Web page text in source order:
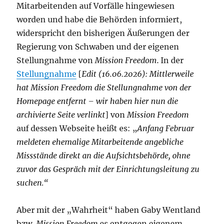
Mitarbeitenden auf Vorfälle hingewiesen
worden und habe die Behörden informiert,
widerspricht den bisherigen Äußerungen der
Regierung von Schwaben und der eigenen
Stellungnahme von Mission Freedom. In der
Stellungnahme [Edit (16.06.2026): Mittlerweile
hat Mission Freedom die Stellungnahme von der
Homepage entfernt – wir haben hier nun die
archivierte Seite verlinkt] von Mission Freedom
auf dessen Webseite heißt es: „Anfang Februar
meldeten ehemalige Mitarbeitende angebliche
Missstände direkt an die Aufsichtsbehörde, ohne
zuvor das Gespräch mit der Einrichtungsleitung zu
suchen.“
Aber mit der „Wahrheit“ haben Gaby Wentland